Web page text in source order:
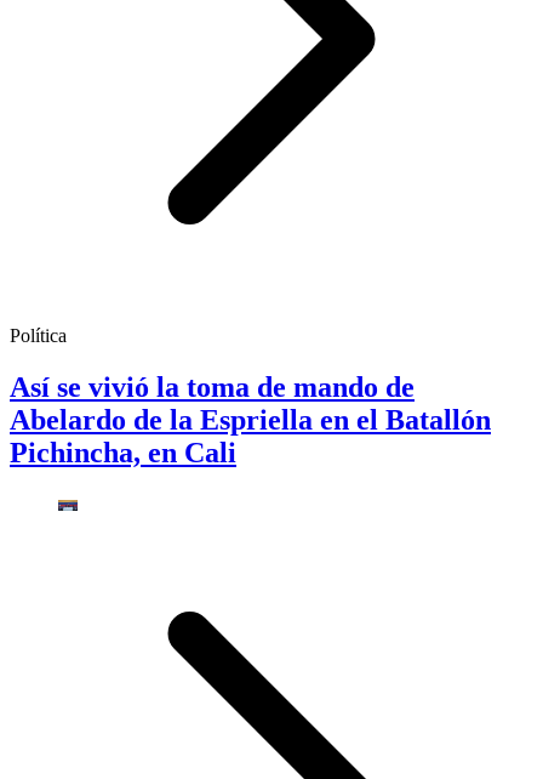
Política
Así se vivió la toma de mando de
Abelardo de la Espriella en el Batallón
Pichincha, en Cali